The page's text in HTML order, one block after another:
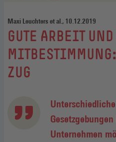
Maxi Leuchters et al., 10.12.2019
:
GUTE ARBEIT
ZUG
Unternehmen